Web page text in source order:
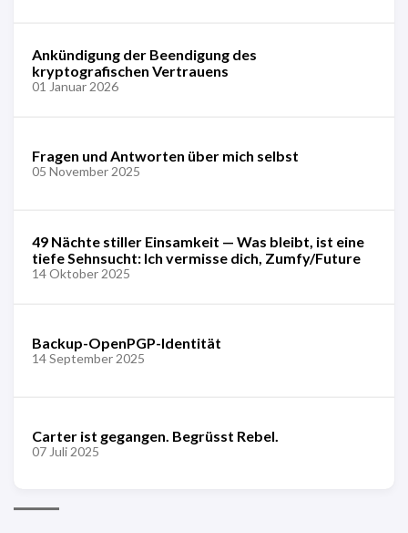
Ankündigung der Beendigung des
kryptografischen Vertrauens
01 Januar 2026
Fragen und Antworten über mich selbst
05 November 2025
49 Nächte stiller Einsamkeit — Was bleibt, ist eine
tiefe Sehnsucht: Ich vermisse dich, Zumfy/Future
14 Oktober 2025
Backup-OpenPGP-Identität
14 September 2025
Carter ist gegangen. Begrüsst Rebel.
07 Juli 2025